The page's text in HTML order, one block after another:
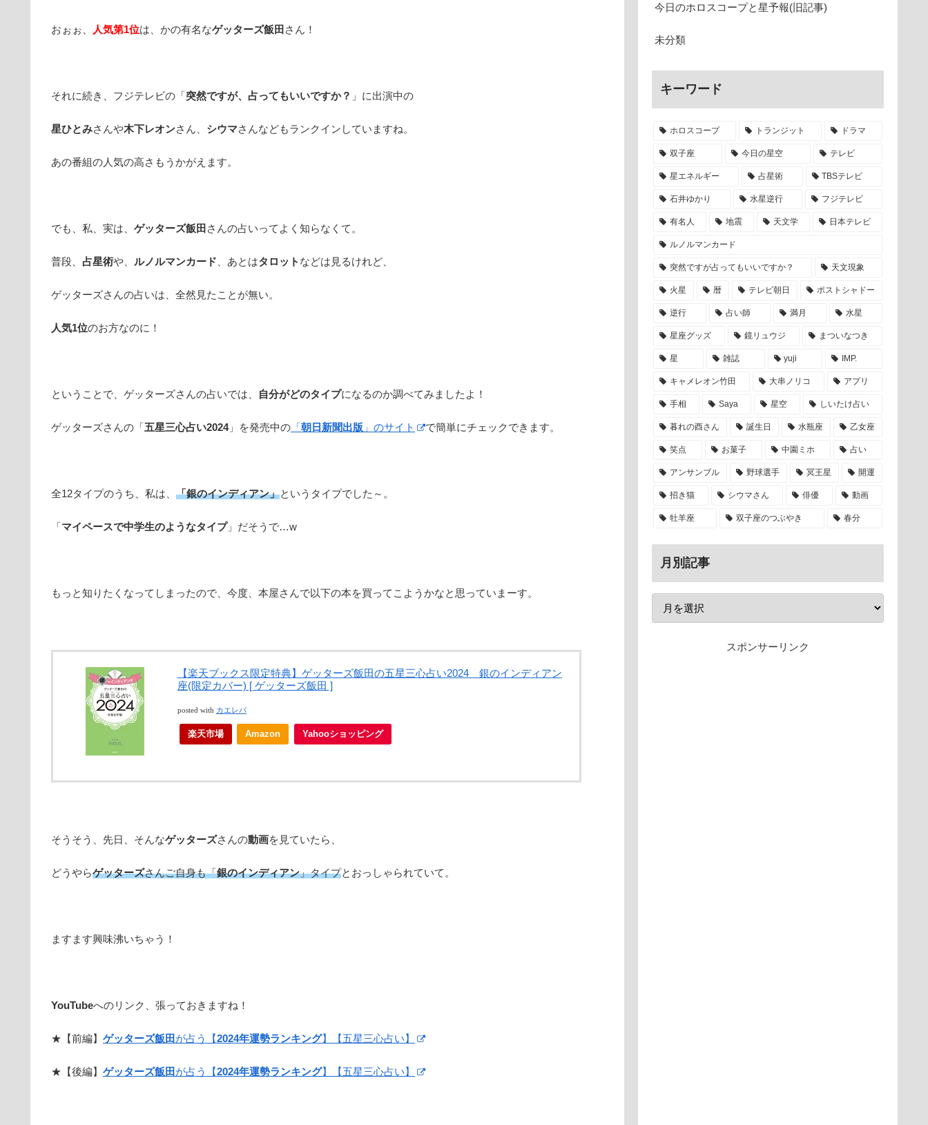
おぉぉ、 人気第1位は、かの有名なゲッターズ飯田 さん！
それに続き、フジテレビの「突然ですが、占ってもいいですか？ 」に出演中の
星ひとみさんや木下レオンさん、 シウマさんなどもランクインしていますね。
あの番組の人気の高さもうかがえます。
でも、私、実は、 ゲッターズ飯田 さんの占いってよく知らなくて。
普段、 占星術や、 ルノルマンカード 、あとはタロット などは見るけれど、
ゲッターズさんの占いは、全然見たことが無い。
人気1位のお方なのに！
ということで、ゲッターズさんの占いでは、 自分がどのタイプになるのか調べてみましたよ！
ゲッターズさんの「五星三心占い2024」を発売中の 「朝日新聞出版 」のサイト で簡単にチェックできます。
全12タイプのうち、私は、 「銀のインディアン」というタイプでした～。
「マイペースで中学生のようなタイプ」だそうで…w
もっと知りたくなってしまったので、今度、本屋さんで以下の本を買ってこようかなと思っていまーす。
【楽天ブックス限定特典】ゲッターズ飯田の五星三心占い2024 銀のインディアン
座(限定カバー) [ ゲッターズ飯田 ]
posted with カエレバ
楽天市場 Amazon Yahooショッピング
そうそう、先日、そんなゲッターズさんの動画を見ていたら、
どうやらゲッターズさんご自身も「銀のインディアン」タイプとおっしゃられていて。
ますます興味沸いちゃう！
YouTubeへのリンク、張っておきますね！
★【前編】 ゲッターズ飯田 が占う【2024年運勢ランキング】【五星三心占い】
★【後編】 ゲッターズ飯田 が占う【2024年運勢ランキング】【五星三心占い】
今日のホロスコープと星予報(旧記事)
未分類
キーワード
ホロスコープ トランジット ドラマ
双子座 今日の星空 テレビ
星エネルギー 占星術 TBSテレビ
石井ゆかり 水星逆行 フジテレビ
有名人 地震 天文学 日本テレビ
ルノルマンカード
突然ですが占ってもいいですか？ 天文現象
火星 暦 テレビ朝日 ポストシャドー
逆行 占い師 満月 水星
星座グッズ 鏡リュウジ まついなつき
星 雑誌 yuji IMP.
キャメレオン竹田 大串ノリコ アプリ
手相 Saya 星空 しいたけ占い
暮れの酉さん 誕生日 水瓶座 乙女座
笑点 お菓子 中園ミホ 占い
アンサンブル 野球選手 冥王星 開運
招き猫 シウマさん 俳優 動画
牡羊座 双子座のつぶやき 春分
月別記事
スポンサーリンク